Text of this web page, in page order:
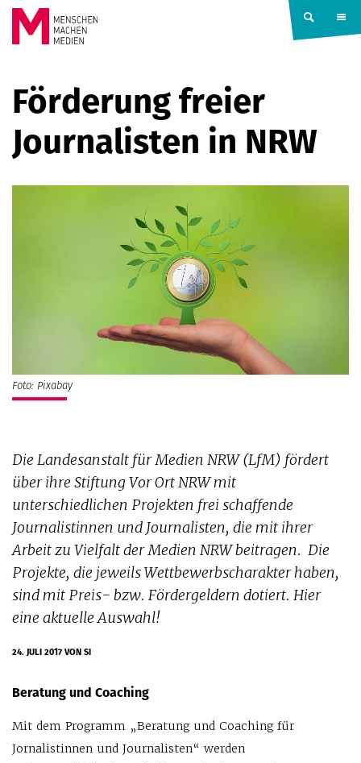
Springe zum Inhalt
MACHEN
MEDIEN
Förderung freier
Journalisten in NRW
Foto: Pixabay
Die Landesanstalt für Medien NRW (LfM) fördert
über ihre Stiftung Vor Ort NRW mit
unterschiedlichen Projekten frei schaffende
Journalistinnen und Journalisten, die mit ihrer
Arbeit zu Vielfalt der Medien NRW beitragen. Die
Projekte, die jeweils Wettbewerbscharakter haben,
sind mit Preis- bzw. Fördergeldern dotiert. Hier
eine aktuelle Auswahl!
24. JULI 2017VON SI
Beratung und Coaching
Mit dem Programm „Beratung und Coaching für
Jornalistinnen und Journalisten“ werden